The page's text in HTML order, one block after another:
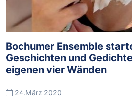
Bochumer Ensemble
Geschichten und
eigenen vier Wänden
24.März 2020